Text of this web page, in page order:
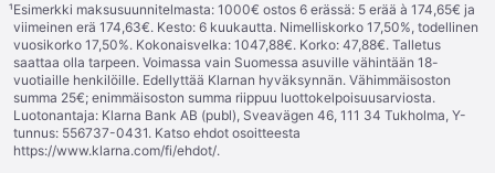
¹Esimerkki maksusuunnitelmasta: 1000€ ostos 6 erässä: 5 erää à 174,65€ ja
viimeinen erä 174,63€. Kesto: 6 kuukautta. Nimelliskorko 17,50%, todellinen
vuosikorko 17,50%. Kokonaisvelka: 1047,88€. Korko: 47,88€. Talletus
saattaa olla tarpeen. Voimassa vain Suomessa asuville vähintään 18-
vuotiaille henkilöille. Edellyttää Klarnan hyväksynnän. Vähimmäisoston
summa 25€; enimmäisoston summa riippuu luottokelpoisuusarviosta.
Luotonantaja: Klarna Bank AB (publ), Sveavägen 46, 111 34 Tukholma, Y-
tunnus: 556737-0431. Katso ehdot osoitteesta
https://www.klarna.com/fi/ehdot/.